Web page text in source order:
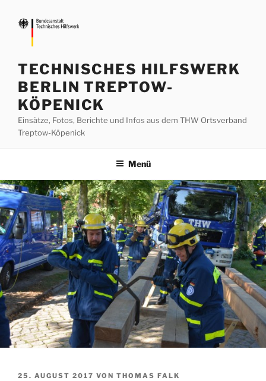
Inhalt
springen
TECHNISCHES HILFSWERK
BERLIN TREPTOW-
KÖPENICK
Einsätze, Fotos, Berichte und Infos aus dem THW Ortsverband
Treptow-Köpenick
Menü
VERÖFFENTLICHT
25. AUGUST 2017 VON THOMAS FALK